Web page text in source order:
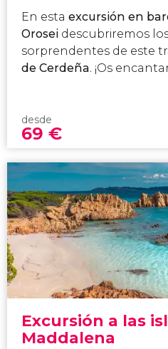
En esta excursión en
Orosei descubriremos
sorprendentes de este
de Cerdeña. ¡Os
desde
69 €
Excursión a las
Maddalena